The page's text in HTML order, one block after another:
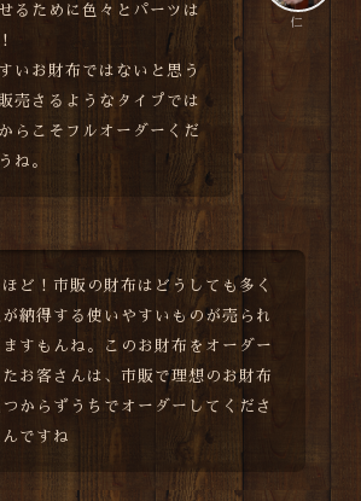
仁
るために色々とパーツは
いお財布ではないと思う
売さるようなタイプでは
らこそフルオーダーくだ
ね。
ほど！市販の財布はどうしても多く
が納得する使いやすいものが売られ
ますもんね。このお財布をオーダー
たお客さんは、市販で理想のお財布
つからずうちでオーダーしてくださ
んですね